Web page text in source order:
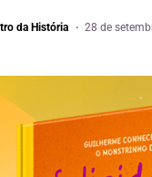
da História 28 de